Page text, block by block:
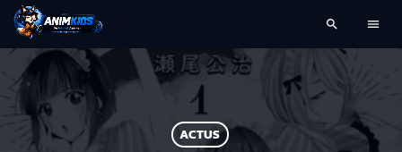
search menu
ACTUS